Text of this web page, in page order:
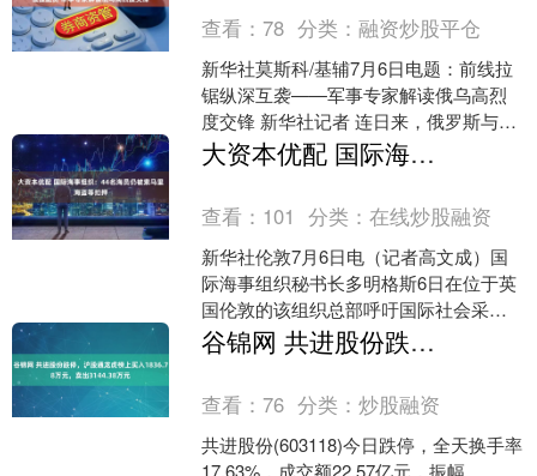
查看：78 分类：融资炒股平仓
新华社莫斯科/基辅7月6日电题：前线拉
锯纵深互袭——军事专家解读俄乌高烈
度交锋 新华社记者 连日来，俄罗斯与乌
克兰陷入“报复螺旋”，对抗烈度持续攀
升。俄国防部6....
大资本优配 国际海事组织：44名海员仍被索马里海盗等扣押
查看： 101 分类：在线炒股融资
新华社伦敦7月6日电（记者高文成）国
际海事组织秘书长多明格斯6日在位于英
国伦敦的该组织总部呼吁国际社会采取
紧急行动，尽快解救目前仍被索马里海
盗和武装分子扣押的4....
谷锦网 共进股份跌停，沪股通龙虎榜上买入1836.78万元，卖出3144.38万元
查看：76 分类：炒股融资
共进股份(603118)今日跌停，全天换手率
17.63%，成交额22.57亿元，振幅